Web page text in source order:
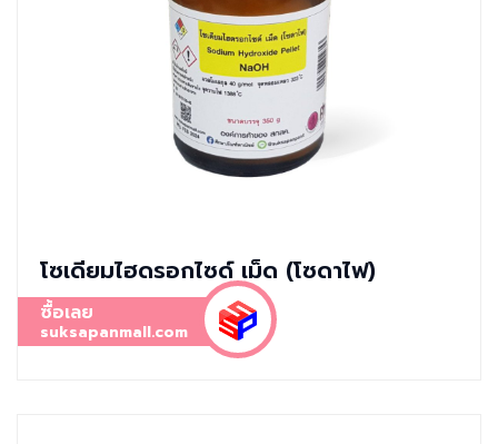
โซเดียมไฮดรอกไซด์ เม็ด (โซดาไฟ)
ซื้อเลย
suksapanmall.com